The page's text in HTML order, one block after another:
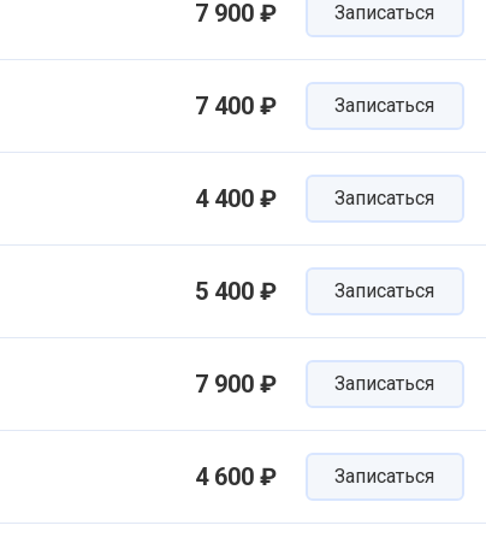
7 900 ₽ Записаться
7 400 ₽ Записаться
4 400 ₽ Записаться
5 400 ₽ Записаться
7 900 ₽ Записаться
4 600 ₽ Записаться